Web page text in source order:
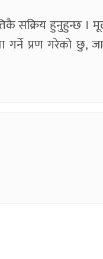
सक्रिय हुनुहुन्छ ।
प्रण गरेको छु,